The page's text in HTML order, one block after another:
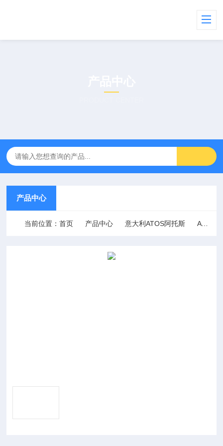
产品中心
当前位置：首页 产品中心 意大利ATOS阿托斯 ATOS伺服阀